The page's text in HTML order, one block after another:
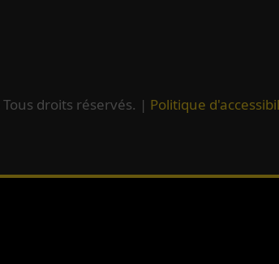
Tous droits réservés. | Politique